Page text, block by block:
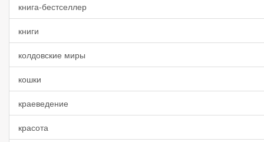
книга-бестселлер
книги
колдовские миры
кошки
краеведение
красота